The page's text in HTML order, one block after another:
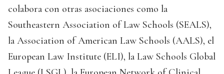
colabora con otras asociaciones como la
Southeastern Association of Law Schools (SEALS),
la Association of American Law Schools (AALS), el
European Law Institute (ELI), la Law Schools Global